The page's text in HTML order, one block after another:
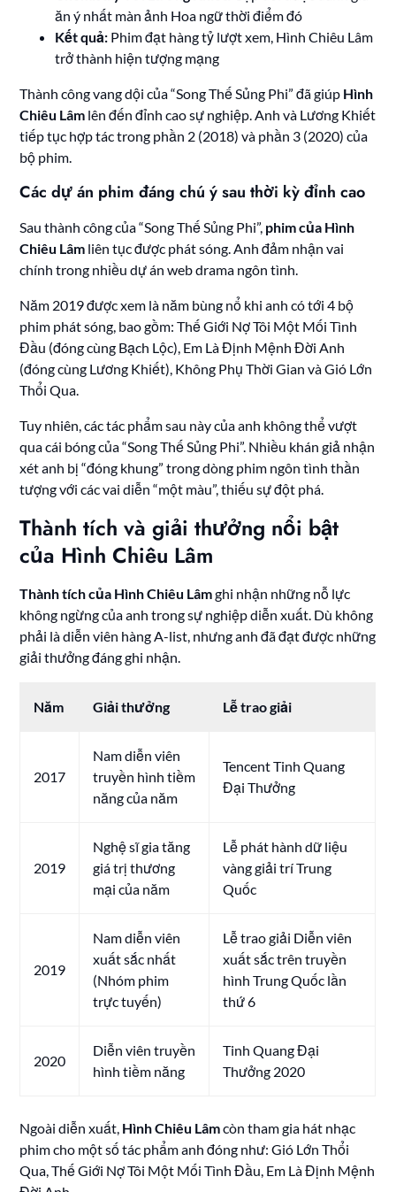
ăn ý nhất màn ảnh Hoa ngữ thời điểm đó
Kết quả: Phim đạt hàng tỷ lượt xem, Hình Chiêu Lâm
trở thành hiện tượng mạng
Thành công vang dội của “Song Thế Sủng Phi” đã giúp Hình
Chiêu Lâm lên đến đỉnh cao sự nghiệp. Anh và Lương Khiết
tiếp tục hợp tác trong phần 2 (2018) và phần 3 (2020) của
bộ phim.
Các dự án phim đáng chú ý sau thời kỳ đỉnh cao
Sau thành công của “Song Thế Sủng Phi”, phim của Hình
Chiêu Lâm liên tục được phát sóng. Anh đảm nhận vai
chính trong nhiều dự án web drama ngôn tình.
Năm 2019 được xem là năm bùng nổ khi anh có tới 4 bộ
phim phát sóng, bao gồm: Thế Giới Nợ Tôi Một Mối Tình
Đầu (đóng cùng Bạch Lộc), Em Là Định Mệnh Đời Anh
(đóng cùng Lương Khiết), Không Phụ Thời Gian và Gió Lớn
Thổi Qua.
Tuy nhiên, các tác phẩm sau này của anh không thể vượt
qua cái bóng của “Song Thế Sủng Phi”. Nhiều khán giả nhận
xét anh bị “đóng khung” trong dòng phim ngôn tình thần
tượng với các vai diễn “một màu”, thiếu sự đột phá.
Thành tích và giải thưởng nổi bật
của Hình Chiêu Lâm
Thành tích của Hình Chiêu Lâmghi nhận những nỗ lực
không ngừng của anh trong sự nghiệp diễn xuất. Dù không
phải là diễn viên hàng A-list, nhưng anh đã đạt được những
giải thưởng đáng ghi nhận.
Năm Giải thưởng Lễ trao giải
2017
Nam diễn viên
truyền hình tiềm
năng của năm
Tencent Tinh Quang
Đại Thưởng
2019
Nghệ sĩ gia tăng
giá trị thương
mại của năm
Lễ phát hành dữ liệu
vàng giải trí Trung
Quốc
2019
Nam diễn viên
xuất sắc nhất
(Nhóm phim
trực tuyến)
Lễ trao giải Diễn viên
xuất sắc trên truyền
hình Trung Quốc lần
thứ 6
2020
Diễn viên truyền
hình tiềm năng
Tinh Quang Đại
Thưởng 2020
Ngoài diễn xuất, Hình Chiêu Lâmcòn tham gia hát nhạc
phim cho một số tác phẩm anh đóng như: Gió Lớn Thổi
Qua, Thế Giới Nợ Tôi Một Mối Tình Đầu, Em Là Định Mệnh